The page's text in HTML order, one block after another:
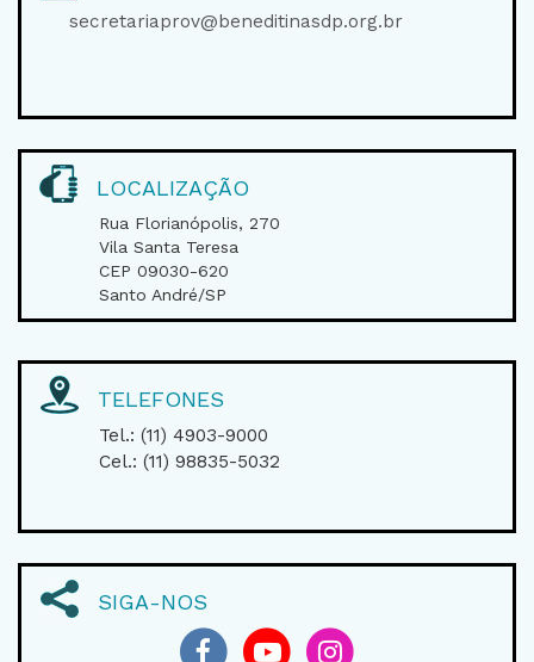
secretariaprov@beneditinasdp.org.br
LOCALIZAÇÃO
Rua Florianópolis, 270
Vila Santa Teresa
CEP 09030-620
Santo André/SP
TELEFONES
Tel.: (11) 4903-9000
Cel.: (11) 98835-5032
SIGA-NOS